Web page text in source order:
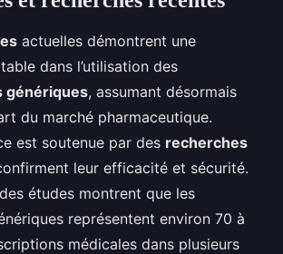
actuelles démontrent une
dans l’utilisation des
génériques, assumant désormais
du marché pharmaceutique.
est soutenue par des recherches
leur efficacité et sécurité.
études montrent que les
représentent environ 70 à
médicales dans plusieurs